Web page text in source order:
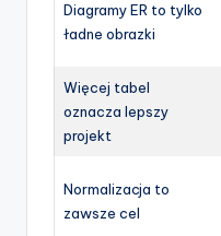
Diagramy ER to tylko
ładne obrazki
Więcej tabel
oznacza lepszy
projekt
Normalizacja to
zawsze cel